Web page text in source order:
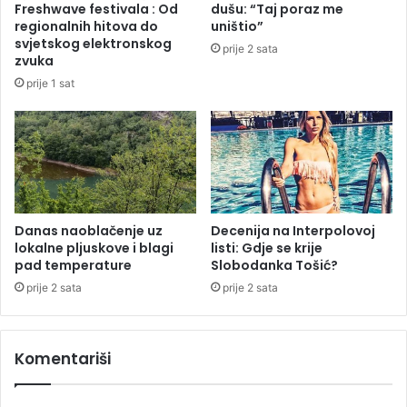
l
j
a
b
z
v
o
d
e
ž
i
v
a
j
e
u
e
n
e
r
g
e
t
z
a
Freshwave festivala : Od
regionalnih hitova do
svjetskog elektronskog
zvuka
prije 1 sat
dušu: “Taj poraz me
uništio”
prije 2 sata
Danas naoblačenje uz
lokalne pljuskove i blagi
pad temperature
prije 2 sata
Decenija na Interpolovoj
listi: Gdje se krije
Slobodanka Tošić?
prije 2 sata
Komentariši